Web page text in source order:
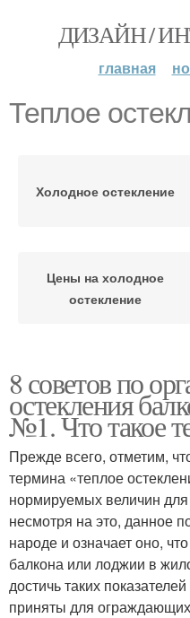
ДИЗАЙН /
главная
Теплое
Холодное остекление
Цены на холодное
остекление
остекления
8 советов по
остекления
№1. Что такое
Прежде всего, отметим,
термина «теплое
нормируемых величин
несмотря на это, данное
народе и означает оно,
балкона или лоджии в
достичь таких
приняты для